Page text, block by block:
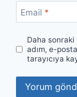
Email *
Daha sonraki
adım, e-
tarayıcıya